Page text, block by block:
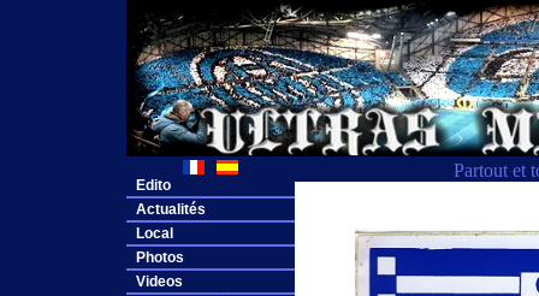
Partout et
Edito
Actualités
Local
Photos
Videos